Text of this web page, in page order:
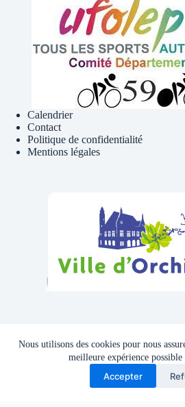
Nous utilisons des cookies pour nous
meilleure expérience
Accepter
Calendrier
Contact
Politique de confidentialité
Mentions légales
Adresse mail :